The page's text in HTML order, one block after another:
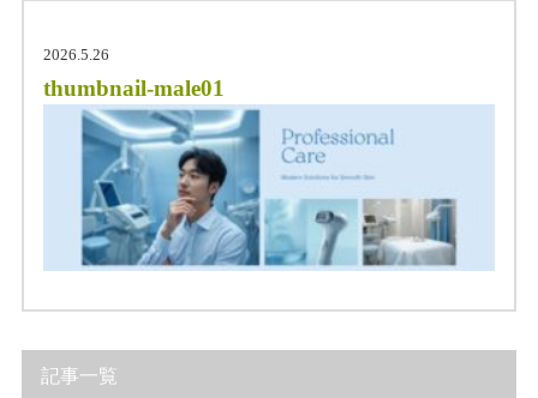
2026.5.26
thumbnail-male01
記事一覧